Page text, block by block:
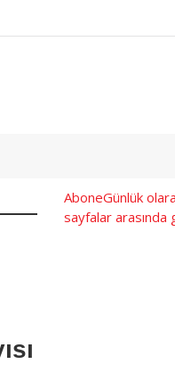
AboneGünlük
sayfalar arasında